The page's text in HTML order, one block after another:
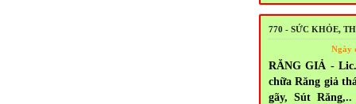
770 - SỨC KHỎE,
Ngày
RĂNG GIẢ -
chữa Răng giả
gãy, Sút